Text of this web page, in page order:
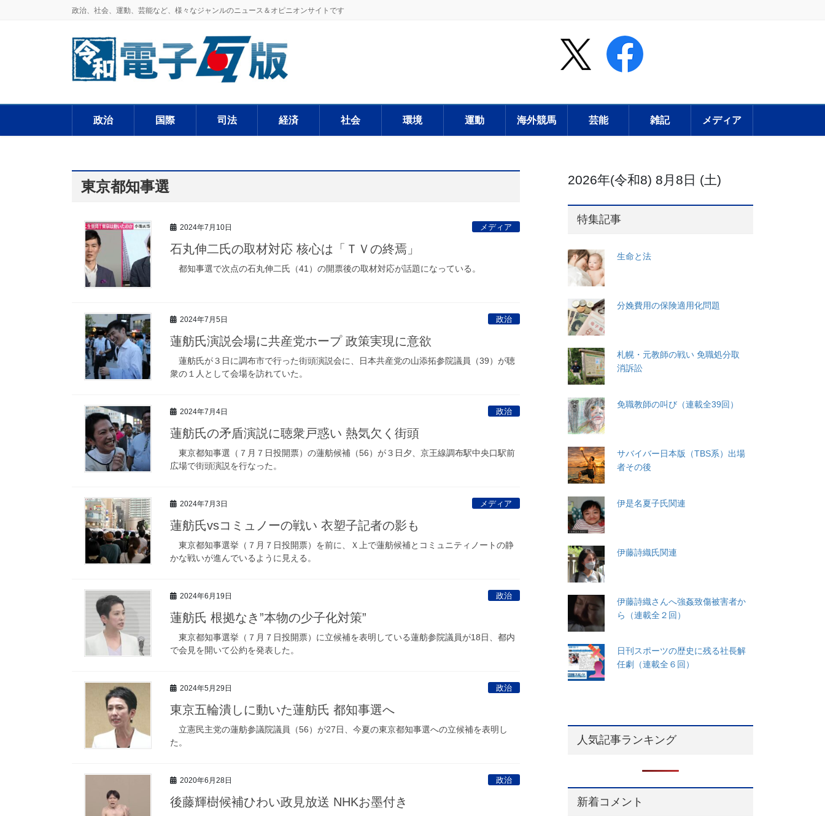
政治、社会、運動、芸能など、様々なジャンルのニュース＆オピニオンサイトです
政治 国際 司法 経済 社会 環境 運動 海外競馬 芸能 雑記 メディア
東京都知事選
2024年7月10日 メディア
石丸伸二氏の取材対応 核心は「ＴＶの終焉」
都知事選で次点の石丸伸二氏（41）の開票後の取材対応が話題になっている。
2024年7月5日 政治
蓮舫氏演説会場に共産党ホープ 政策実現に意欲
蓮舫氏が３日に調布市で行った街頭演説会に、日本共産党の山添拓参院議員（39）が聴
衆の１人として会場を訪れていた。
2024年7月4日 政治
蓮舫氏の矛盾演説に聴衆戸惑い 熱気欠く街頭
東京都知事選（７月７日投開票）の蓮舫候補（56）が３日夕、京王線調布駅中央口駅前
広場で街頭演説を行なった。
2024年7月3日 メディア
蓮舫氏vsコミュノーの戦い 衣塑子記者の影も
東京都知事選挙（７月７日投開票）を前に、Ｘ上で蓮舫候補とコミュニティノートの静
かな戦いが進んでいるように見える。
2024年6月19日 政治
蓮舫氏 根拠なき”本物の少子化対策”
東京都知事選挙（７月７日投開票）に立候補を表明している蓮舫参院議員が18日、都内
で会見を開いて公約を発表した。
2024年5月29日 政治
東京五輪潰しに動いた蓮舫氏 都知事選へ
立憲民主党の蓮舫参議院議員（56）が27日、今夏の東京都知事選への立候補を表明し
た。
2020年6月28日 政治
後藤輝樹候補ひわい政見放送 NHKお墨付き
2026年(令和8) 8月8日 (土)
特集記事
生命と法
分娩費用の保険適用化問題
札幌・元教師の戦い 免職処分取
消訴訟
免職教師の叫び（連載全39回）
サバイバー日本版（TBS系）出場
者その後
伊是名夏子氏関連
伊藤詩織氏関連
伊藤詩織さんへ強姦致傷被害者か
ら（連載全２回）
日刊スポーツの歴史に残る社長解
任劇（連載全６回）
人気記事ランキング
新着コメント